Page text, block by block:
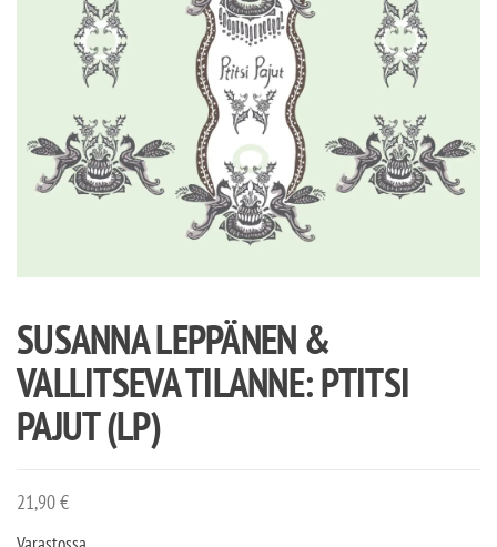
SUSANNA LEPPÄNEN &
VALLITSEVA TILANNE: PTITSI
PAJUT (LP)
21,90€